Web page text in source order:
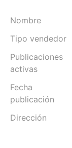
Nombre
Tipo vendedor
Publicaciones
activas
Fecha
publicación
Dirección